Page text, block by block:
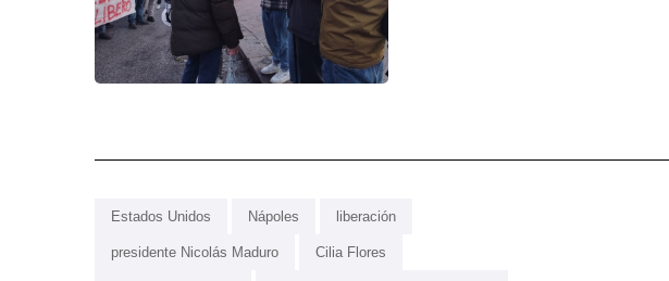
Estados Unidos Nápoles liberación
presidente Nicolás Maduro Cilia Flores